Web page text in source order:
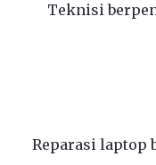
Teknisi
Reparasi laptop